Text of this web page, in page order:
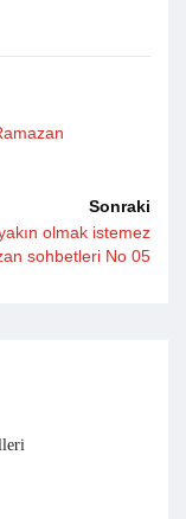
Sonraki
olmak istemez
sohbetleri No 05